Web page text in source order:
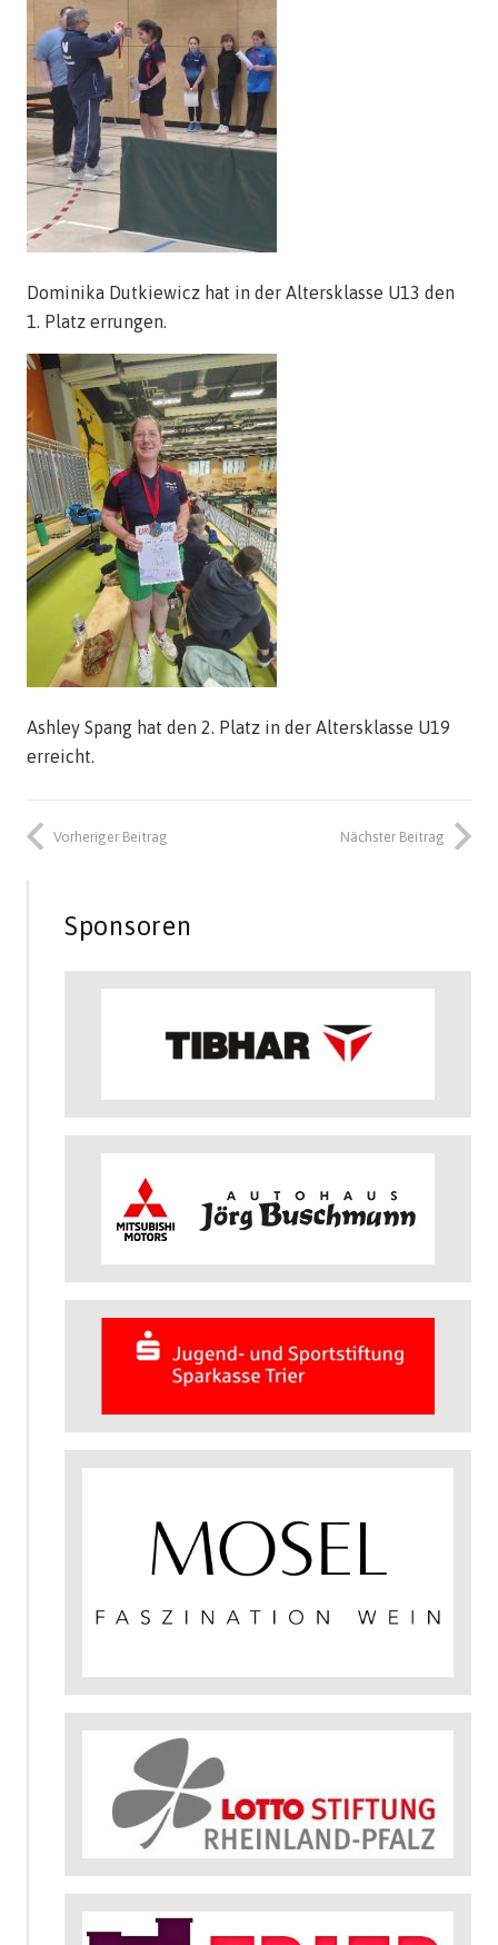
Dominika Dutkiewicz hat in der Altersklasse U13 den
1. Platz errungen.
Ashley Spang hat den 2. Platz in der Altersklasse U19
erreicht.
Vorheriger Beitrag Nächster Beitrag
Sponsoren